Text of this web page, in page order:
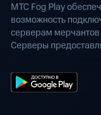
МТС Fog Play
возможность
серверам
Серверы